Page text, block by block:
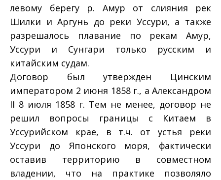
левому берегу р. Амур от слияния рек
Шилки и Аргунь до реки Уссури, а также
разрешалось плавание по рекам Амур,
Уссури и Сунгари только русским и
китайским судам.
Договор был утвержден Цинским
императором 2 июня 1858 г., а Александром
II 8 июля 1858 г. Тем не менее, договор не
решил вопросы границы с Китаем в
Уссурийском крае, в т.ч. от устья реки
Уссури до Японского моря, фактически
оставив территорию в совместном
владении, что на практике позволяло